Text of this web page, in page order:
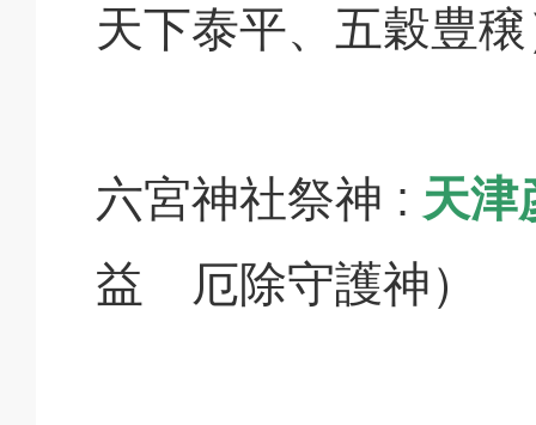
天下泰平、五穀豊
六宮神社祭神 : 天津
益 厄除守護神）